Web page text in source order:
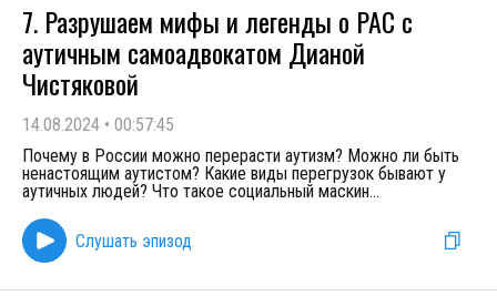
7. Разрушаем мифы и легенды о РАС с
аутичным самоадвокатом Дианой
Чистяковой
14.08.2024 • 00:57:45
Почему в России можно перерасти аутизм? Можно ли быть
ненастоящим аутистом? Какие виды перегрузок бывают у
аутичных людей? Что такое социальный маскин...
Слушать эпизод